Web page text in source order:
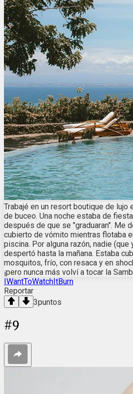
Trabajé en un resort boutique de lujo
de buceo. Una noche estaba de
después de que se "graduaran". Me
cubierto de vómito mientras flotaba
piscina. Por alguna razón, nadie (que
despertó hasta la mañana. Estaba
mosquitos, frío, con resaca y en
¡pero nunca más volví a tocar la
IWantToWatchItBurn
Reportar
3puntos
#9